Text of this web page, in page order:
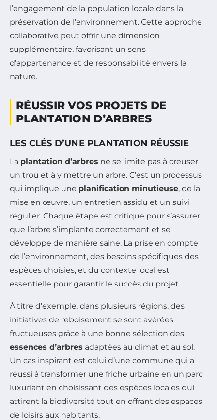
l’engagement de la population locale dans la
préservation de l’environnement. Cette approche
collaborative peut offrir une dimension
supplémentaire, favorisant un sens
d’appartenance et de responsabilité envers la
nature.
RÉUSSIR VOS PROJETS DE
PLANTATION D’ARBRES
LES CLÉS D’UNE PLANTATION RÉUSSIE
La plantation d’arbres ne se limite pas à creuser
un trou et à y mettre un arbre. C’est un processus
qui implique une planification minutieuse, de la
mise en œuvre, un entretien assidu et un suivi
régulier. Chaque étape est critique pour s’assurer
que l’arbre s’implante correctement et se
développe de manière saine. La prise en compte
de l’environnement, des besoins spécifiques des
espèces choisies, et du contexte local est
essentielle pour garantir le succès du projet.
À titre d’exemple, dans plusieurs régions, des
initiatives de reboisement se sont avérées
fructueuses grâce à une bonne sélection des
essences d’arbres adaptées au climat et au sol.
Un cas inspirant est celui d’une commune qui a
réussi à transformer une friche urbaine en un parc
luxuriant en choisissant des espèces locales qui
attirent la biodiversité tout en offrant des espaces
de loisirs aux habitants.